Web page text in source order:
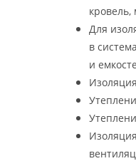
кровель,
Для
в
и